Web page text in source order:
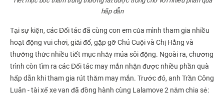
hấp dẫn
Tại sự kiện, các Đối tác đã cùng con em của mình tham gia nhiều
hoạt động vui chơi, giải đố, gặp gỡ Chú Cuội và Chị Hằng và
thưởng thức nhiều tiết mục nhảy múa sôi động. Ngoài ra, chương
trình còn tìm ra các Đối tác may mắn nhận được nhiều phần quà
hấp dẫn khi tham gia rút thăm may mắn. Trước đó, anh Trần Công
Luân - tài xế xe van đã đồng hành cùng Lalamove 2 năm chia sẻ: